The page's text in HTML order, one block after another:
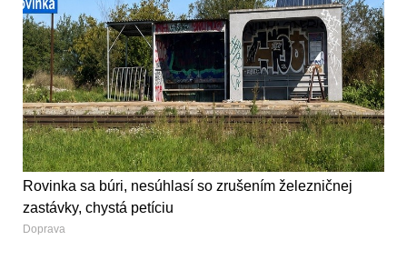
Rovinka sa búri, nesúhlasí so zrušením železničnej
zastávky, chystá petíciu
Doprava